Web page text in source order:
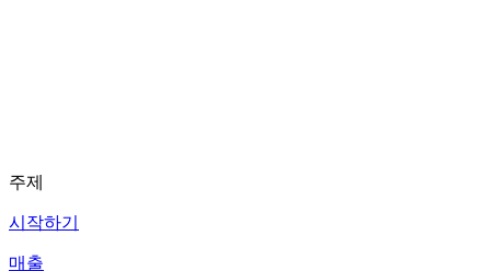
주제
시작하기
매출